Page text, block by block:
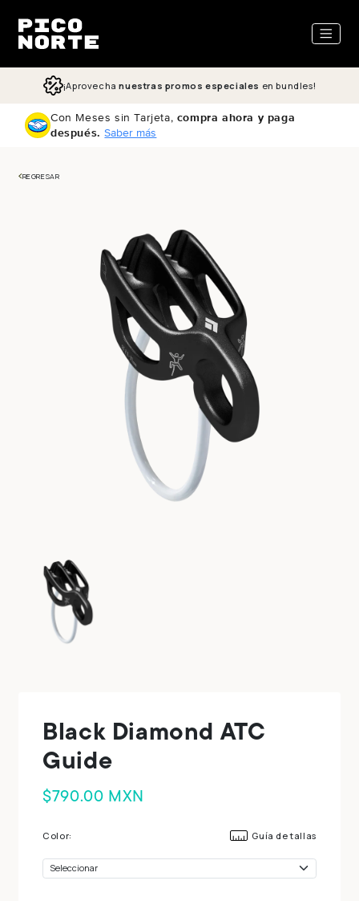
al contenido
¡Aprovecha nuestras promos especiales en bundles!
Con Meses sin Tarjeta, compra ahora y paga
después. Saber más
REGRESAR
Black Diamond ATC
Guide
$790.00 MXN
Color: Guía de tallas